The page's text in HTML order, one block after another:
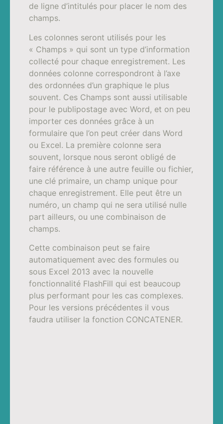
de ligne d’intitulés pour placer le nom des
champs.
Les colonnes seront utilisés pour les
« Champs » qui sont un type d’information
collecté pour chaque enregistrement. Les
données colonne correspondront à l’axe
des ordonnées d’un graphique le plus
souvent. Ces Champs sont aussi utilisable
pour le publipostage avec Word, et on peu
importer ces données grâce à un
formulaire que l’on peut créer dans Word
ou Excel. La première colonne sera
souvent, lorsque nous seront obligé de
faire référence à une autre feuille ou fichier,
une clé primaire, un champ unique pour
chaque enregistrement. Elle peut être un
numéro, un champ qui ne sera utilisé nulle
part ailleurs, ou une combinaison de
champs.
Cette combinaison peut se faire
automatiquement avec des formules ou
sous Excel 2013 avec la nouvelle
fonctionnalité FlashFill qui est beaucoup
plus performant pour les cas complexes.
Pour les versions précédentes il vous
faudra utiliser la fonction CONCATENER.